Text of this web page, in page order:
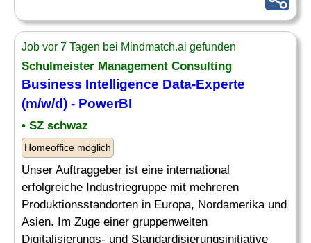
Job vor 7 Tagen bei Mindmatch.ai gefunden
Schulmeister Management Consulting
Business Intelligence Data-Experte
(m/w/d) - PowerBI
• SZ schwaz
Homeoffice möglich
Unser Auftraggeber ist eine international
erfolgreiche Industriegruppe mit mehreren
Produktionsstandorten in Europa, Nordamerika und
Asien. Im Zuge einer gruppenweiten
Digitalisierungs- und Standardisierungsinitiative